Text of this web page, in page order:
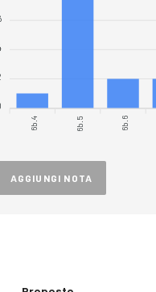
6b.4 6b.5 6b.6
AGGIUNGI NOTA